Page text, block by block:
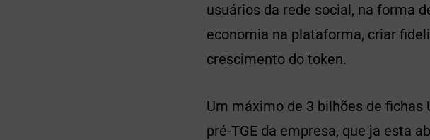
usuários da rede social, na forma
economia na plataforma, criar
crescimento do token.
Um máximo de 3 bilhões de fichas
pré-TGE da empresa, que ja esta